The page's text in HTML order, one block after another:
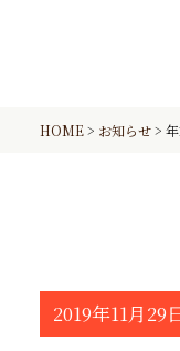
HOME> お知らせ>
2019年11月29